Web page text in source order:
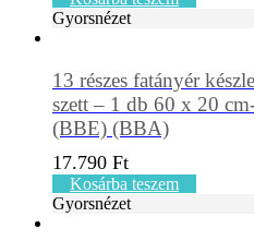
Gyorsnézet
13 részes fatányér
szett – 1 db 60 x 20
(BBE) (BBA)
17.790 Ft
Kosárba teszem
Gyorsnézet